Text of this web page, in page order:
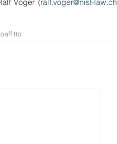
Voger (ralf.voger@nist-law.ch
affitto